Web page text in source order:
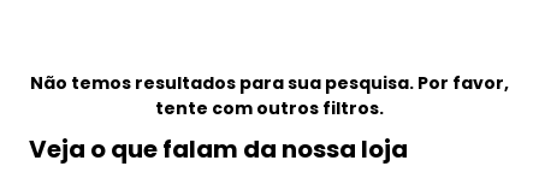
Não temos resultados para sua pesquisa. Por favor,
tente com outros filtros.
Veja o que falam da nossa loja